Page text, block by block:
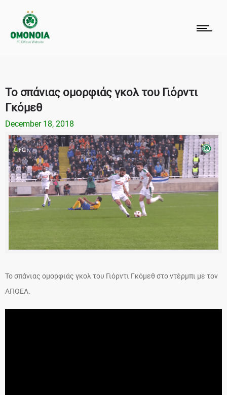
To σπάνιας ομορφιάς γκολ του Γιόρντι
Γκόμεθ
December 18, 2018
Το σπάνιας ομορφιάς γκολ του Γιόρντι Γκόμεθ στο ντέρμπι με τον
ΑΠΟΕΛ.